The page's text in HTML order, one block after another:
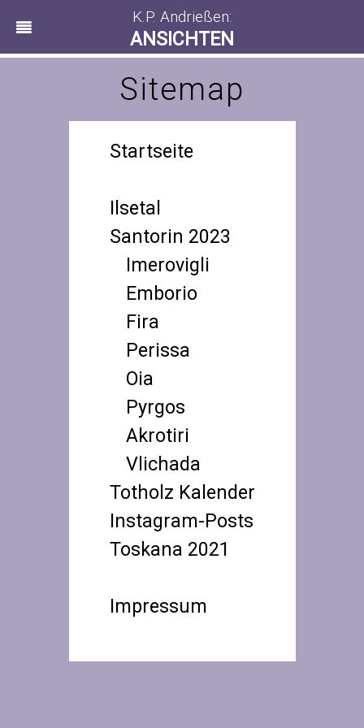
K.P. Andrießen:
ANSICHTEN
Sitemap
Startseite
Ilsetal
Santorin 2023
Imerovigli
Emborio
Fira
Perissa
Oia
Pyrgos
Akrotiri
Vlichada
Totholz Kalender
Instagram-Posts
Toskana 2021
Impressum